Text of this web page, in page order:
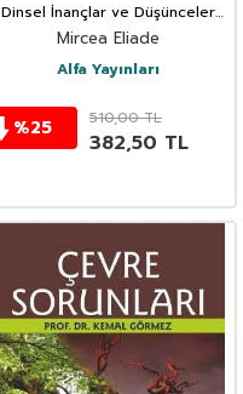
Dinsel İnançlar ve Düşünceler
Tarihi 3
Mircea Eliade
Alfa Yayınları
%25 510,00TL
382,50 TL